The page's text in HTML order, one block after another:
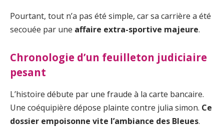
Pourtant, tout n’a pas été simple, car sa carrière a été
secouée par une affaire extra-sportive majeure.
Chronologie d’un feuilleton judiciaire
pesant
L’histoire débute par une fraude à la carte bancaire.
Une coéquipière dépose plainte contre julia simon. Ce
dossier empoisonne vite l’ambiance des Bleues.